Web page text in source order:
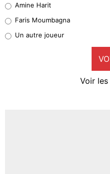
1%
9%
Amine Harit
Faris Moumbagna
Un autre joueur
Voir